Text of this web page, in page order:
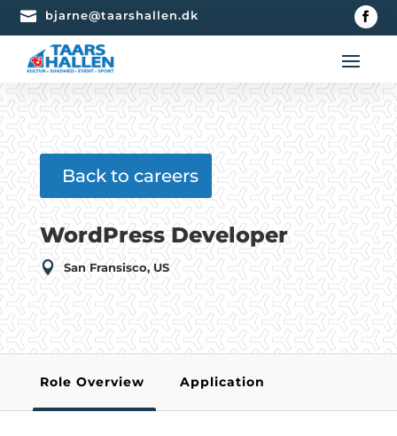
 bjarne@taarshallen.dk
Back to careers
WordPress Developer
 San Fransisco, US
Role Overview Application